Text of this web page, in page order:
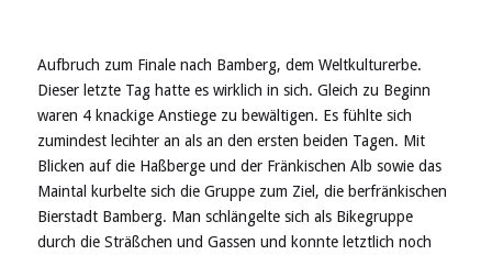
Aufbruch zum Finale nach Bamberg, dem Weltkulturerbe.
Dieser letzte Tag hatte es wirklich in sich. Gleich zu Beginn
waren 4 knackige Anstiege zu bewältigen. Es fühlte sich
zumindest lecihter an als an den ersten beiden Tagen. Mit
Blicken auf die Haßberge und der Fränkischen Alb sowie das
Maintal kurbelte sich die Gruppe zum Ziel, die berfränkischen
Bierstadt Bamberg. Man schlängelte sich als Bikegruppe
durch die Sträßchen und Gassen und konnte letztlich noch